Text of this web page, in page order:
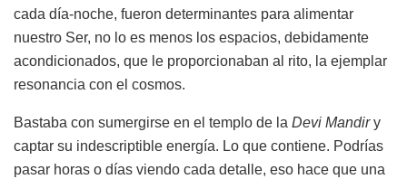
cada día-noche, fueron determinantes para alimentar
nuestro Ser, no lo es menos los espacios, debidamente
acondicionados, que le proporcionaban al rito, la ejemplar
resonancia con el cosmos.
Bastaba con sumergirse en el templo de la Devi Mandiry
captar su indescriptible energía. Lo que contiene. Podrías
pasar horas o días viendo cada detalle, eso hace que una